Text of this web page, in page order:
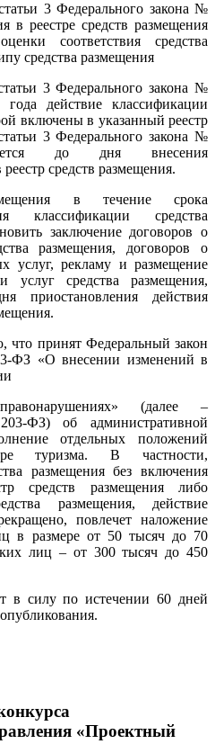
3 Федерального закона №
в реестре средств размещения
соответствия средства
средства размещения
3 Федерального закона №
действие классификации
включены в указанный реестр
3 Федерального закона №
до дня внесения
средств размещения.
в течение срока
классификации средства
заключение договоров о
размещения, договоров о
услуг, рекламу и размещение
услуг средства размещения,
приостановления действия
что принят Федеральный закон
ФЗ «О внесении изменений в
(далее –
ФЗ) об административной
отдельных положений
туризма. В частности,
размещения без включения
средств размещения либо
размещения, действие
повлечет наложение
в размере от 50 тысяч до 70
лиц – от 300 тысяч до 450
в силу по истечении 60 дней
«Проектный